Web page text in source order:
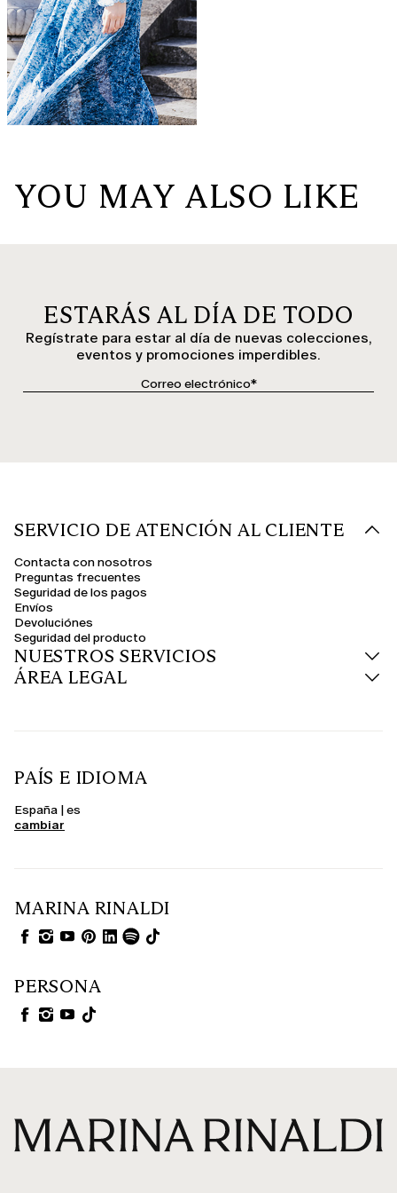
YOU MAY ALSO LIKE
ESTARÁS AL DÍA DE TODO
Regístrate para estar al día de nuevas colecciones,
eventos y promociones imperdibles.
SERVICIO DE ATENCIÓN AL CLIENTE
Contacta con nosotros
Preguntas frecuentes
Seguridad de los pagos
Envíos
Devoluciónes
Seguridad del producto
NUESTROS SERVICIOS
ÁREA LEGAL
PAÍS E IDIOMA
España | es
cambiar
MARINA RINALDI
PERSONA